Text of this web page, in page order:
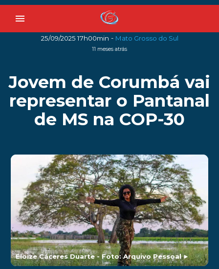
menu
25/09/2025 17h00min - Mato Grosso do Sul
11 meses atrás
Jovem de Corumbá vai
representar o Pantanal
de MS na COP-30
Eloize Cáceres Duarte - Foto: Arquivo Pessoal►